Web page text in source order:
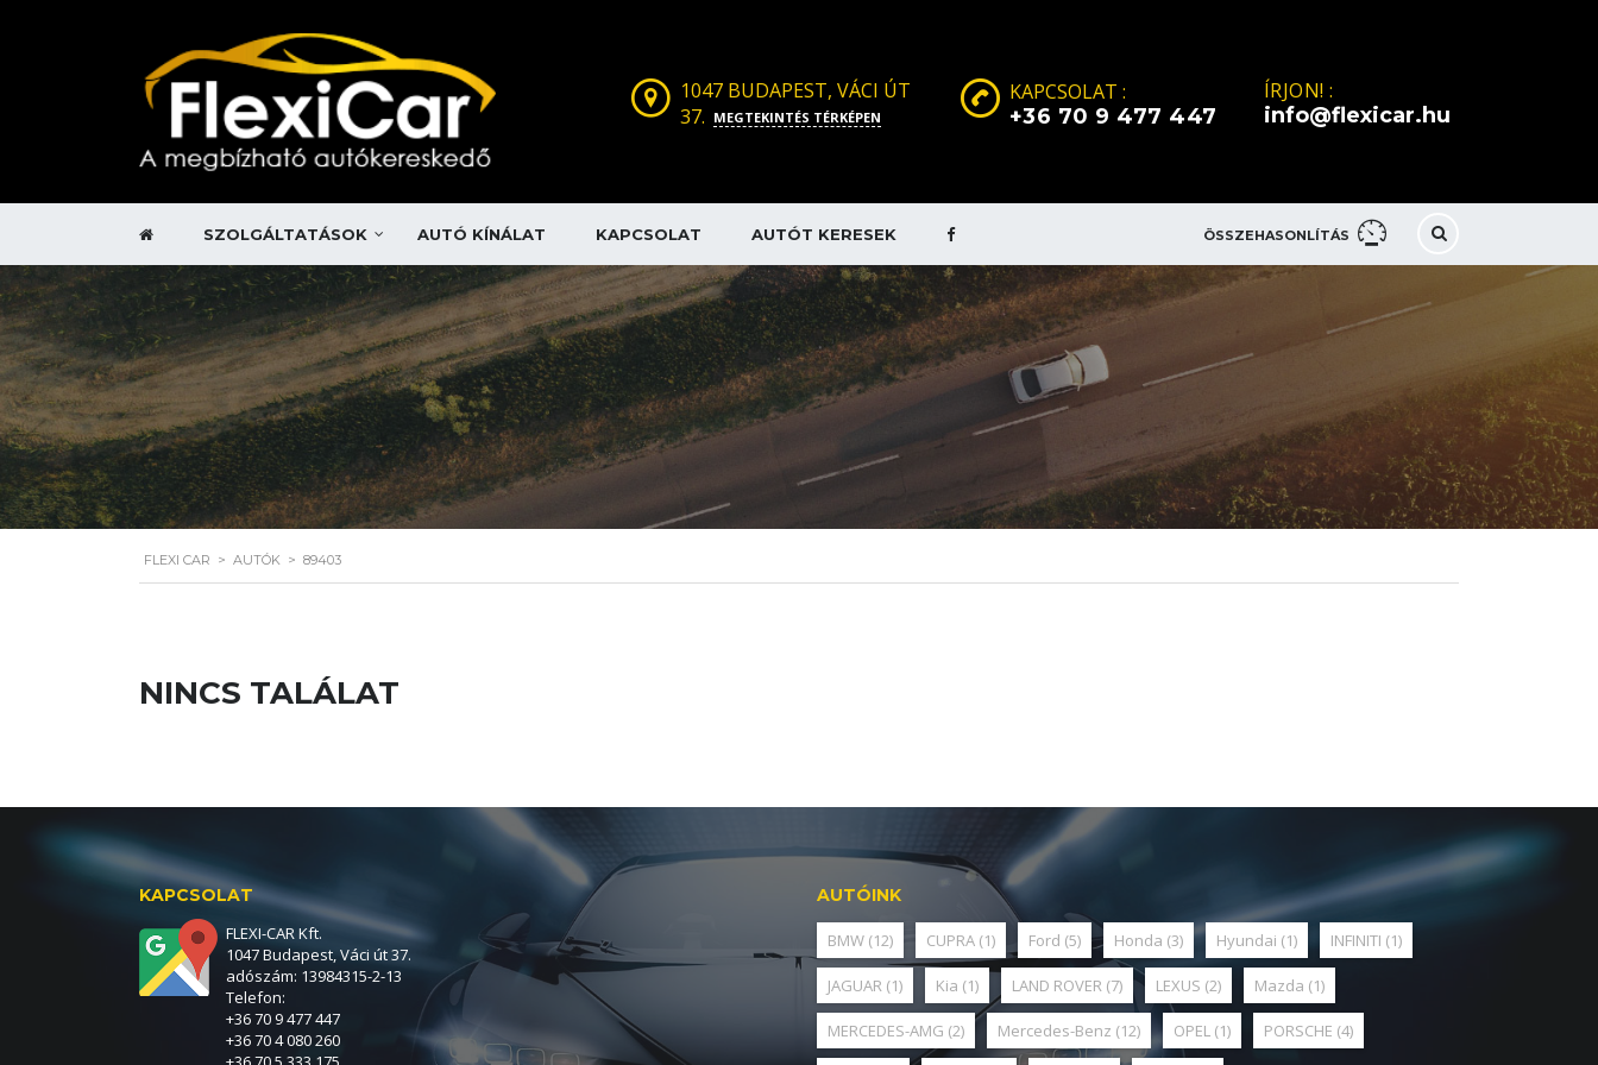
ÍRJON! :
info@flexicar.hu
KAPCSOLAT :
+36 70 9 477 447
1047 BUDAPEST, VÁCI ÚT
37. MEGTEKINTÉS TÉRKÉPEN
ÖSSZEHASONLÍTÁS
SZOLGÁLTATÁSOK AUTÓ KÍNÁLAT KAPCSOLAT AUTÓT KERESEK
FLEXI CAR > AUTÓK > 89403
NINCS TALÁLAT
KAPCSOLAT
FLEXI-CAR Kft.
1047 Budapest, Váci út 37.
adószám: 13984315-2-13
Telefon:
+36 70 9 477 447
+36 70 4 080 260
AUTÓINK
BMW (12) CUPRA (1) Ford (5) Honda (3) Hyundai (1) INFINITI (1)
JAGUAR (1) Kia (1) LAND ROVER (7) LEXUS (2) Mazda (1)
MERCEDES-AMG (2) Mercedes-Benz (12) OPEL (1) PORSCHE (4)